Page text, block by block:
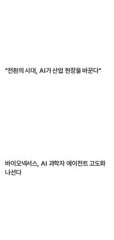
"전환의 시대, AI가 산업 현장을 바꾼다"
바이오넥서스, AI 과학자 에이전트 고도화
나선다